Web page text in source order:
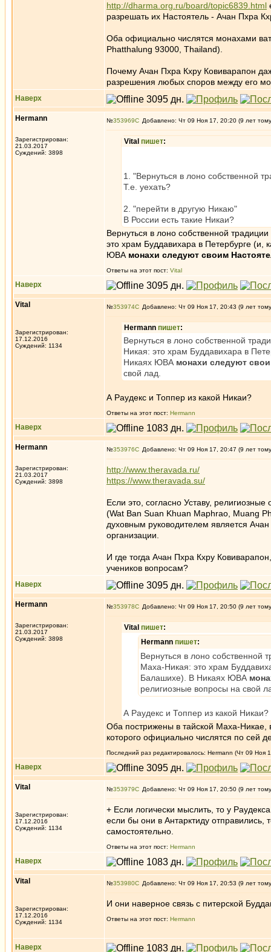
http://dharma.org.ru/board/topic6839.html
разрешать их Настоятель - Ачан Пхра
Оба официально числятся монахами
Phatthalung 93000, Thailand).
Почему Ачан Пхра Кхру Ковиварапон
разрешения любых споров между его
Наверх
Hermann
Зарегистрирован:
21.03.2017
Суждений: 3898
№353969 Добавлено: Чт 09 Ноя 17, 20:20 (9 лет
Vital пишет:
1. "Вернуться в лоно собственной
Т.е. уехать?
2. "перейти в другую Никаю"
В России есть такие Никаи?
Вернуться в лоно собственной
это храм Буддавихара в Петербурге (и,
ЮВА монахи следуют своим
Ответы на этот пост: Vital
Наверх
Vital
Зарегистрирован:
17.12.2016
Суждений: 1134
№353974 Добавлено: Чт 09 Ноя 17, 20:43 (9 лет
Hermann пишет:
Вернуться в лоно собственной
Никая: это храм Буддавихара в
Никаях ЮВА монахи следуют
свой лад.
А Раудекс и Топпер из какой Никаи?
Ответы на этот пост: Hermann
Наверх
Hermann
Зарегистрирован:
21.03.2017
Суждений: 3898
№353976 Добавлено: Чт 09 Ноя 17, 20:47 (9 лет
http://www.theravada.ru/
https://www.theravada.su/
Если это, согласно Уставу,
(Wat Ban Suan Khuan Maphrao, Muang
духовным руководителем является
организации.
И где тогда Ачан Пхра Кхру
учеников вопросам?
Наверх
Hermann
Зарегистрирован:
21.03.2017
Суждений: 3898
№353978 Добавлено: Чт 09 Ноя 17, 20:50 (9 лет
Vital пишет:
Hermann пишет:
Вернуться в лоно собственной
Маха-Никая: это храм
Балашихе). В Никаях ЮВА
религиозные вопросы на свой
А Раудекс и Топпер из какой Никаи?
Оба пострижены в тайской Маха-
которого официально числятся по сей
Последний раз редактировалось: Hermann (Чт 09 Ноя
Наверх
Vital
Зарегистрирован:
17.12.2016
Суждений: 1134
№353979 Добавлено: Чт 09 Ноя 17, 20:50 (9 лет
+ Если логически мыслить, то у
если бы они в Антарктиду
самостоятельно.
Ответы на этот пост: Hermann
Наверх
Vital
Зарегистрирован:
17.12.2016
Суждений: 1134
№353980 Добавлено: Чт 09 Ноя 17, 20:53 (9 лет
И они наверное связь с питерской
Ответы на этот пост: Hermann
Наверх